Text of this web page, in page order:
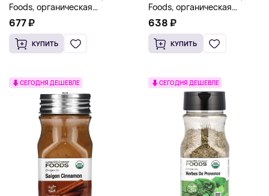
Foods, органическая
куркума, молотая, 82 г
(2,9 унции)
677 ₽
КУПИТЬ
Foods, органическая
паприка, молотая, 71 г
(2,53 унции)
638 ₽
КУПИТЬ
СЕГОДНЯ ДЕШЕВЛЕ СЕГОДНЯ ДЕШЕВЛЕ